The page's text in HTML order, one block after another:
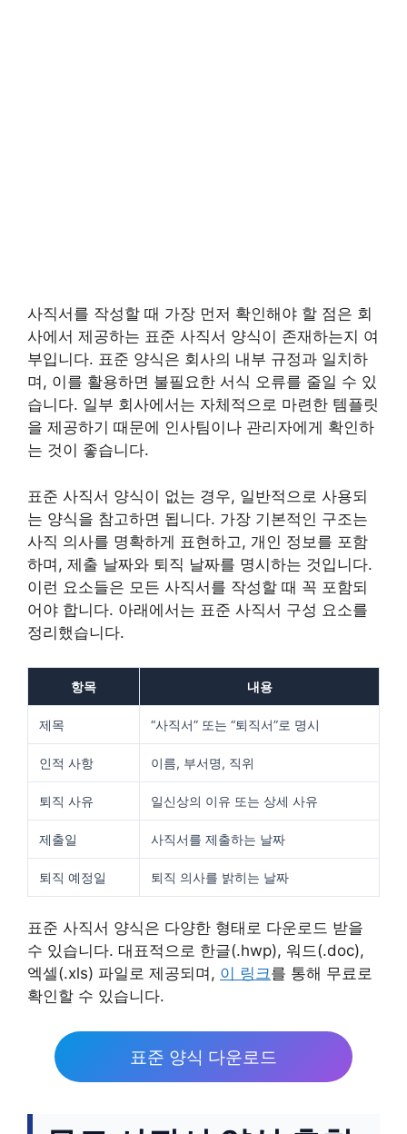
사직서를 작성할 때 가장 먼저 확인해야 할 점은 회
사에서 제공하는 표준 사직서 양식이 존재하는지 여
부입니다. 표준 양식은 회사의 내부 규정과 일치하
며, 이를 활용하면 불필요한 서식 오류를 줄일 수 있
습니다. 일부 회사에서는 자체적으로 마련한 템플릿
을 제공하기 때문에 인사팀이나 관리자에게 확인하
는 것이 좋습니다.
표준 사직서 양식이 없는 경우, 일반적으로 사용되
는 양식을 참고하면 됩니다. 가장 기본적인 구조는
사직 의사를 명확하게 표현하고, 개인 정보를 포함
하며, 제출 날짜와 퇴직 날짜를 명시하는 것입니다.
이런 요소들은 모든 사직서를 작성할 때 꼭 포함되
어야 합니다. 아래에서는 표준 사직서 구성 요소를
정리했습니다.
항목 내용
제목 “사직서” 또는 “퇴직서”로 명시
인적 사항 이름, 부서명, 직위
퇴직 사유 일신상의 이유 또는 상세 사유
제출일 사직서를 제출하는 날짜
퇴직 예정일 퇴직 의사를 밝히는 날짜
표준 사직서 양식은 다양한 형태로 다운로드 받을
수 있습니다. 대표적으로 한글(.hwp), 워드(.doc),
엑셀(.xls) 파일로 제공되며, 이 링크를 통해 무료로
확인할 수 있습니다.
표준 양식 다운로드